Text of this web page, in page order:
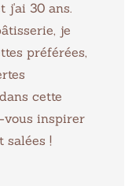
j'ai 30 ans.
je
préférées,
cette
vous inspirer
salées !